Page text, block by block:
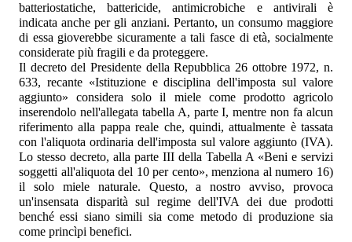
batteriostatiche, battericide, antimicrobiche e antivirali è
indicata anche per gli anziani. Pertanto, un consumo maggiore
di essa gioverebbe sicuramente a tali fasce di età, socialmente
considerate più fragili e da proteggere.
Il decreto del Presidente della Repubblica 26 ottobre 1972, n.
633, recante «Istituzione e disciplina dell'imposta sul valore
aggiunto» considera solo il miele come prodotto agricolo
inserendolo nell'allegata tabella A, parte I, mentre non fa alcun
riferimento alla pappa reale che, quindi, attualmente è tassata
con l'aliquota ordinaria dell'imposta sul valore aggiunto (IVA).
Lo stesso decreto, alla parte III della Tabella A «Beni e servizi
soggetti all'aliquota del 10 per cento», menziona al numero 16)
il solo miele naturale. Questo, a nostro avviso, provoca
un'insensata disparità sul regime dell'IVA dei due prodotti
benché essi siano simili sia come metodo di produzione sia
come princìpi benefici.